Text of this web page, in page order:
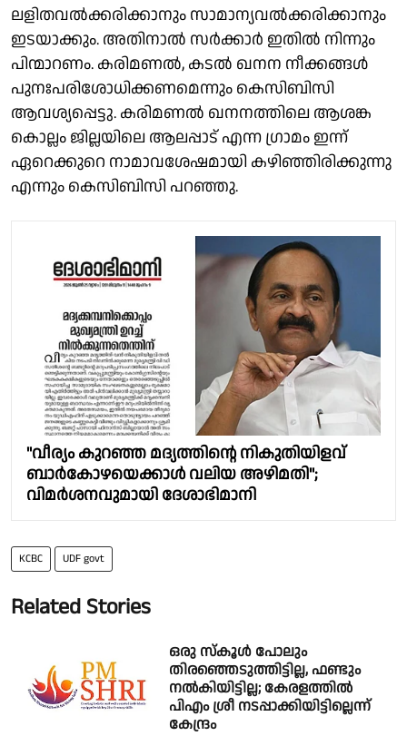
ലളിതവൽക്കരിക്കാനും സാമാന്യവൽക്കരിക്കാനും
ഇടയാക്കും. അതിനാൽ സർക്കാർ ഇതിൽ നിന്നും
പിന്മാറണം. കരിമണൽ, കടൽ ഖനന നീക്കങ്ങൾ
പുനഃപരിശോധിക്കണമെന്നും കെസിബിസി
ആവശ്യപ്പെട്ടു. കരിമണൽ ഖനനത്തിലെ ആശങ്ക
കൊല്ലം ജില്ലയിലെ ആലപ്പാട് എന്ന ഗ്രാമം ഇന്ന്
ഏറെക്കുറെ നാമാവശേഷമായി കഴിഞ്ഞിരിക്കുന്നു
എന്നും കെസിബിസി പറഞ്ഞു.
"വീര്യം കുറഞ്ഞ മദ്യത്തിന്റെ നികുതിയിളവ്
ബാർകോഴയെക്കാൾ വലിയ അഴിമതി";
വിമർശനവുമായി ദേശാഭിമാനി
KCBC UDF govt
Related Stories
ഒരു സ്കൂള്‍ പോലും
തിരഞ്ഞെടുത്തിട്ടില്ല, ഫണ്ടും
നല്‍കിയിട്ടില്ല; കേരളത്തിൽ
പിഎം ശ്രീ നടപ്പാക്കിയിട്ടില്ലെന്ന്
കേന്ദ്രം